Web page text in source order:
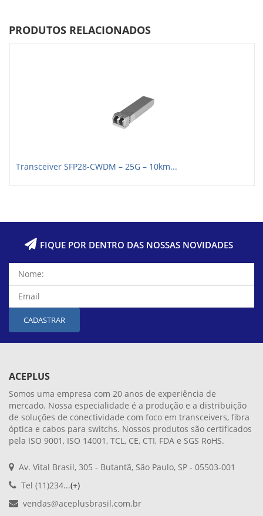
PRODUTOS RELACIONADOS
Transceiver SFP28-CWDM – 25G – 10km...
FIQUE POR DENTRO DAS NOSSAS NOVIDADES
CADASTRAR
ACEPLUS
Somos uma empresa com 20 anos de experiência de
mercado. Nossa especialidade é a produção e a distribuição
de soluções de conectividade com foco em transceivers, fibra
óptica e cabos para switchs. Nossos produtos são certificados
pela ISO 9001, ISO 14001, TCL, CE, CTI, FDA e SGS RoHS.
Av. Vital Brasil, 305 - Butantã, São Paulo, SP - 05503-001
Tel (11)234...(+)
vendas@aceplusbrasil.com.br